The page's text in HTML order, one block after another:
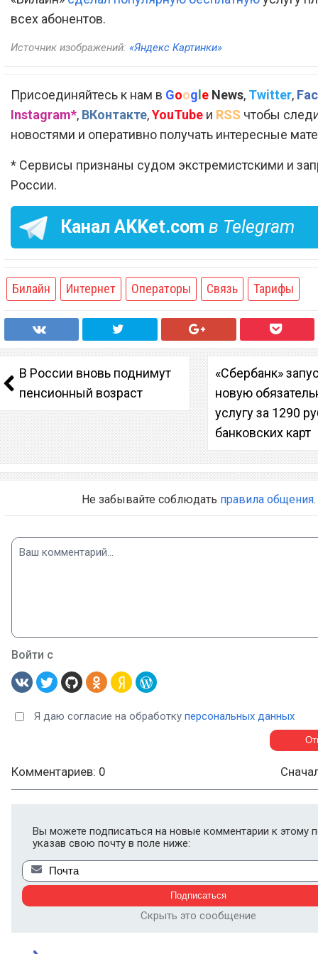
всех абонентов.
Источник изображений: «Яндекс Картинки»
Присоединяйтесь к нам в Google News, Twitter,
Instagram*, ВКонтакте,YouTube и RSS чтобы
новостями и оперативно получать интересные
* Сервисы признаны судом экстремистскими и
России.
Канал AKKet.com в Telegram
Билайн Интернет Операторы Связь Тарифы
В России вновь поднимут
пенсионный возраст
«Сбербанк»
новую
услугу за 1290
банковских карт
Не забывайте соблюдать правила общения.
Войти с
Я даю согласие на обработку персональных данных
Комментариев: 0
Вы можете подписаться на новые комментарии к этому
указав свою почту в поле ниже:
Скрыть это сообщение